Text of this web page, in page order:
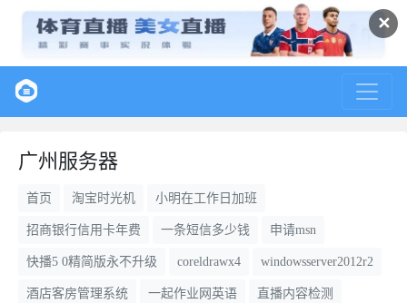
✕
广州服务器
首页 淘宝时光机 小明在工作日加班
招商银行信用卡年费 一条短信多少钱 申请msn
快播5 0精简版永不升级 coreldrawx4 windowsserver2012r2
酒店客房管理系统 一起作业网英语 直播内容检测